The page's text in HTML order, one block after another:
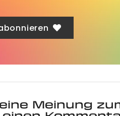
Meinung